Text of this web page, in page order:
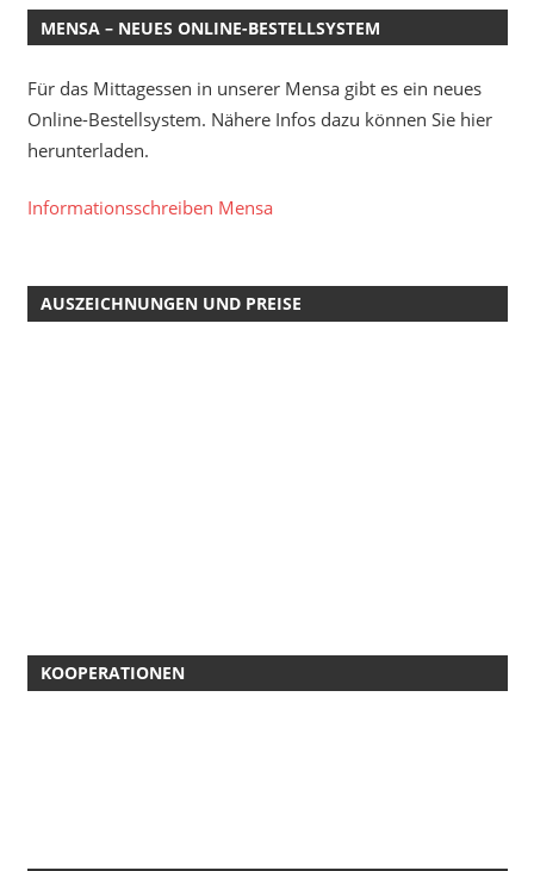
MENSA – NEUES ONLINE-BESTELLSYSTEM
Für das Mittagessen in unserer Mensa gibt es ein neues
Online-Bestellsystem. Nähere Infos dazu können Sie hier
herunterladen.
Informationsschreiben Mensa
AUSZEICHNUNGEN UND PREISE
KOOPERATIONEN